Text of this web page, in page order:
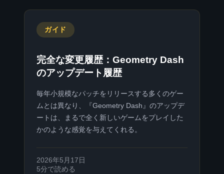
ガイド
完全な変更履歴：Geometry Dash
のアップデート履歴
毎年小規模なパッチをリリースする多くのゲー
ムとは異なり、『Geometry Dash』のアップデ
ートは、まるで全く新しいゲームをプレイした
かのような感覚を与えてくれる。
2026年5月17日
5分で読める